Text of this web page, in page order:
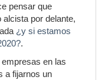
pensar que
por delante,
¿y si estamos
.
en las
a fijarnos un